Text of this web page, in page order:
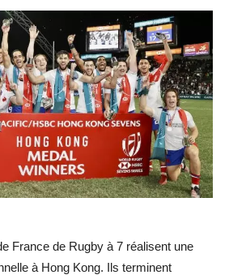
France de Rugby à 7 réalisent une
à Hong Kong. Ils terminent